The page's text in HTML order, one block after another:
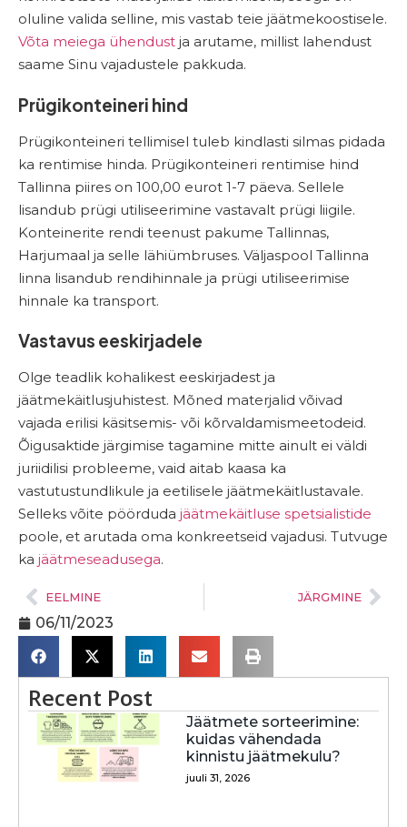
oluline valida selline, mis vastab teie jäätmekoostisele.
Võta meiega ühendust ja arutame, millist lahendust
saame Sinu vajadustele pakkuda.
Prügikonteineri hind
Prügikonteineri tellimisel tuleb kindlasti silmas pidada
ka rentimise hinda. Prügikonteineri rentimise hind
Tallinna piires on 100,00 eurot 1-7 päeva. Sellele
lisandub prügi utiliseerimine vastavalt prügi liigile.
Konteinerite rendi teenust pakume Tallinnas,
Harjumaal ja selle lähiümbruses. Väljaspool Tallinna
linna lisandub rendihinnale ja prügi utiliseerimise
hinnale ka transport.
Vastavus eeskirjadele
Olge teadlik kohalikest eeskirjadest ja
jäätmekäitlusjuhistest. Mõned materjalid võivad
vajada erilisi käsitsemis- või kõrvaldamismeetodeid.
Õigusaktide järgimise tagamine mitte ainult ei väldi
juriidilisi probleeme, vaid aitab kaasa ka
vastutustundlikule ja eetilisele jäätmekäitlustavale.
Selleks võite pöörduda jäätmekäitluse spetsialistide
poole, et arutada oma konkreetseid vajadusi. Tutvuge
ka jäätmeseadusega.
EELMINE JÄRGMINE
06/11/2023
Recent Post
Jäätmete sorteerimine:
kuidas vähendada
kinnistu jäätmekulu?
juuli 31, 2026